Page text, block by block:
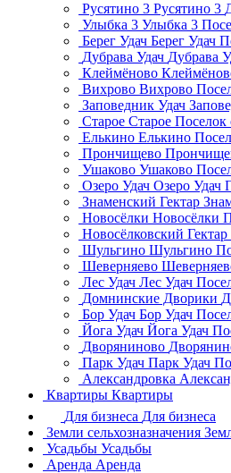
Русятино 3 Русятино 3
Улыбка 3 Улыбка 3
Берег Удач Берег Удач
Дубрава Удач Дубрава
Клеймёново
Вихрово Вихрово
Заповедник Удач
Старое Старое Поселок
Елькино Елькино
Прончищево
Ушаково Ушаково
Озеро Удач Озеро Удач
Знаменский Гектар
Новосёлки Новосёлки
Новосёлковский Гектар
Шульгино Шульгино
Шеверняево
Лес Удач Лес Удач
Домнинские Дворики
Бор Удач Бор Удач
Йога Удач Йога Удач
Дворяниново
Парк Удач Парк Удач
Александровка
Квартиры Квартиры
Для бизнеса Для бизнеса
Земли сельхозназначения
Усадьбы Усадьбы
Аренда Аренда